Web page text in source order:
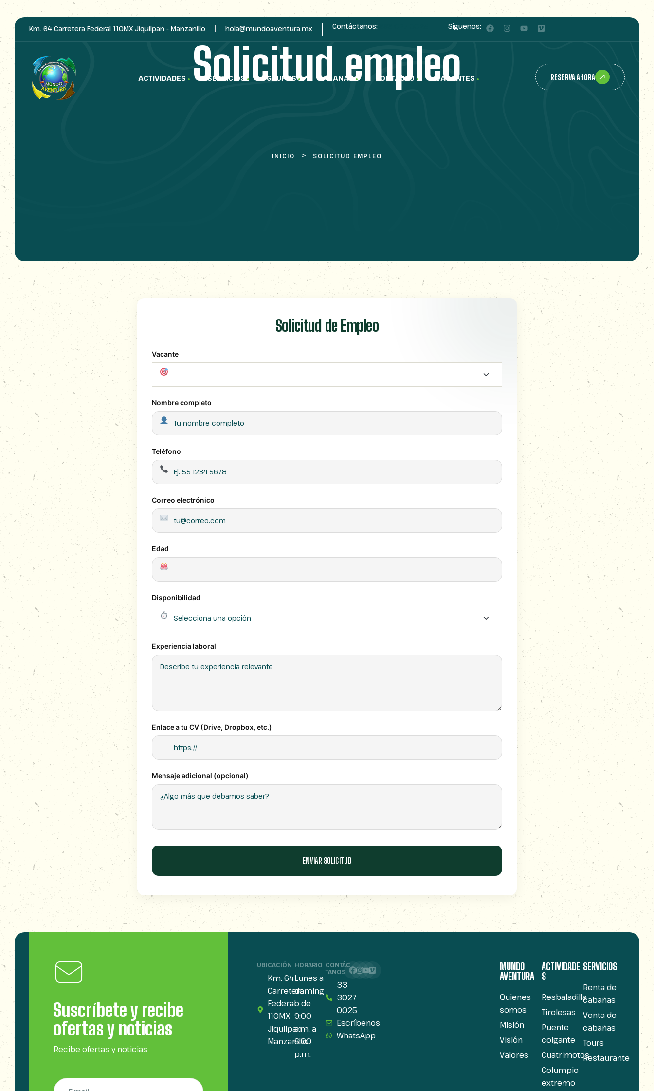
Km. 64 Carretera Federal 110MX Jiquilpan - Manzanillo hola@mundoaventura.mx Contáctanos: Síguenos:
ACTIVIDADES SERVICIOS GRUPOS CABAÑAS CONTACTO VACANTES RESERVA AHORA
Solicitud empleo
INICIO > SOLICITUD EMPLEO
Solicitud de Empleo
Vacante
Nombre completo
Teléfono
Correo electrónico
Edad
Disponibilidad
Experiencia laboral
Enlace a tu CV (Drive, Dropbox, etc.)
Mensaje adicional (opcional)
ENVIAR SOLICITUD
Suscríbete y recibe
ofertas y noticias
Recibe ofertas y noticias
UBICACIÓN
Km. 64
Carretera
Federal
110MX
Jiquilpan –
Manzanillo
HORARIO
Lunes a
doming
o de
9:00
a.m. a
6:00
p.m.
CONTÁC
TANOS
33
3027
0025
Escríbenos
WhatsApp
MUNDO
AVENTURA
Quienes
somos
Misión
Visión
Valores
ACTIVIDADE
S
Resbaladilla
Tirolesas
Puente
colgante
Cuatrimotos
Columpio
extremo
SERVICIOS
Renta de
cabañas
Venta de
cabañas
Tours
Restaurante